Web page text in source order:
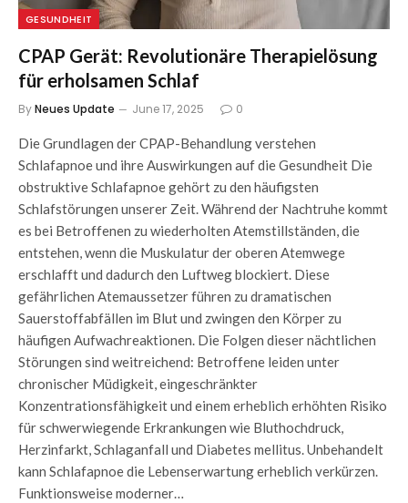
GESUNDHEIT
CPAP Gerät: Revolutionäre Therapielösung
für erholsamen Schlaf
ByNeues Update June 17, 2025 0
Die Grundlagen der CPAP-Behandlung verstehen
Schlafapnoe und ihre Auswirkungen auf die Gesundheit Die
obstruktive Schlafapnoe gehört zu den häufigsten
Schlafstörungen unserer Zeit. Während der Nachtruhe kommt
es bei Betroffenen zu wiederholten Atemstillständen, die
entstehen, wenn die Muskulatur der oberen Atemwege
erschlafft und dadurch den Luftweg blockiert. Diese
gefährlichen Atemaussetzer führen zu dramatischen
Sauerstoffabfällen im Blut und zwingen den Körper zu
häufigen Aufwachreaktionen. Die Folgen dieser nächtlichen
Störungen sind weitreichend: Betroffene leiden unter
chronischer Müdigkeit, eingeschränkter
Konzentrationsfähigkeit und einem erheblich erhöhten Risiko
für schwerwiegende Erkrankungen wie Bluthochdruck,
Herzinfarkt, Schlaganfall und Diabetes mellitus. Unbehandelt
kann Schlafapnoe die Lebenserwartung erheblich verkürzen.
Funktionsweise moderner…